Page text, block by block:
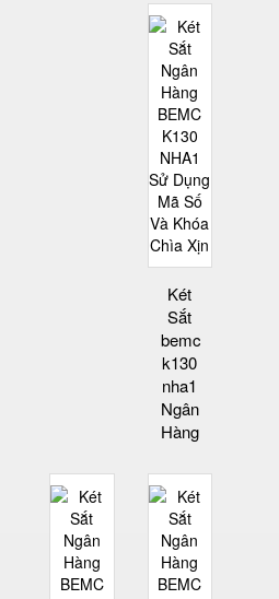
Két
Sắt
bemc
k130
nha1
Ngân
Hàng